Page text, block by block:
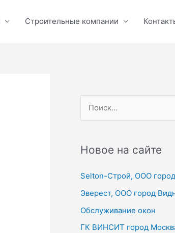
Строительные компании
с
:
Новое на сайте
Selton-Строй, OOO
Эверест, ООО город
Обслуживание окон
ГК ВИНСИТ город